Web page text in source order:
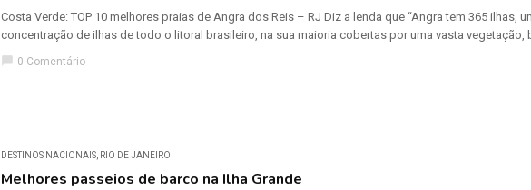
Costa Verde: TOP 10 melhores praias de Angra dos Reis – RJ Diz a lenda que “Angra tem 365 ilhas,
concentração de ilhas de todo o litoral brasileiro, na sua maioria cobertas por uma vasta vegetação,
chat_bubble 0 Comentário
DESTINOS NACIONAIS RIO DE JANEIRO
Melhores passeios de barco na Ilha Grande